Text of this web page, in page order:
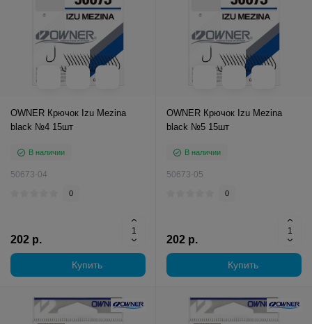
OWNER Крючок Izu Mezina
black №4 15шт
В наличии
50673-04
0
202 р.
Купить
OWNER Крючок Izu Mezina
black №5 15шт
В наличии
50673-05
0
202 р.
Купить